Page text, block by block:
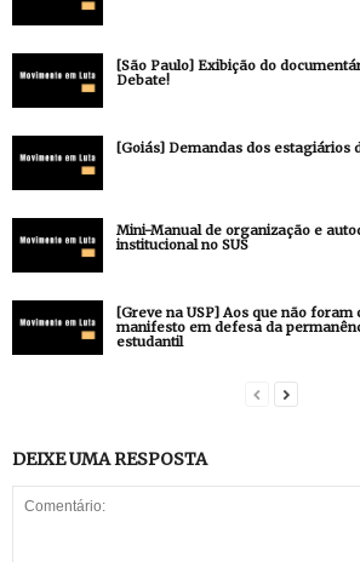
[São Paulo] Exibição do
Debate!
[Goiás] Demandas dos estagiários
Mini-Manual de organização e
institucional no SUS
[Greve na USP] Aos que não foram
manifesto em defesa da
estudantil
DEIXE UMA RESPOSTA